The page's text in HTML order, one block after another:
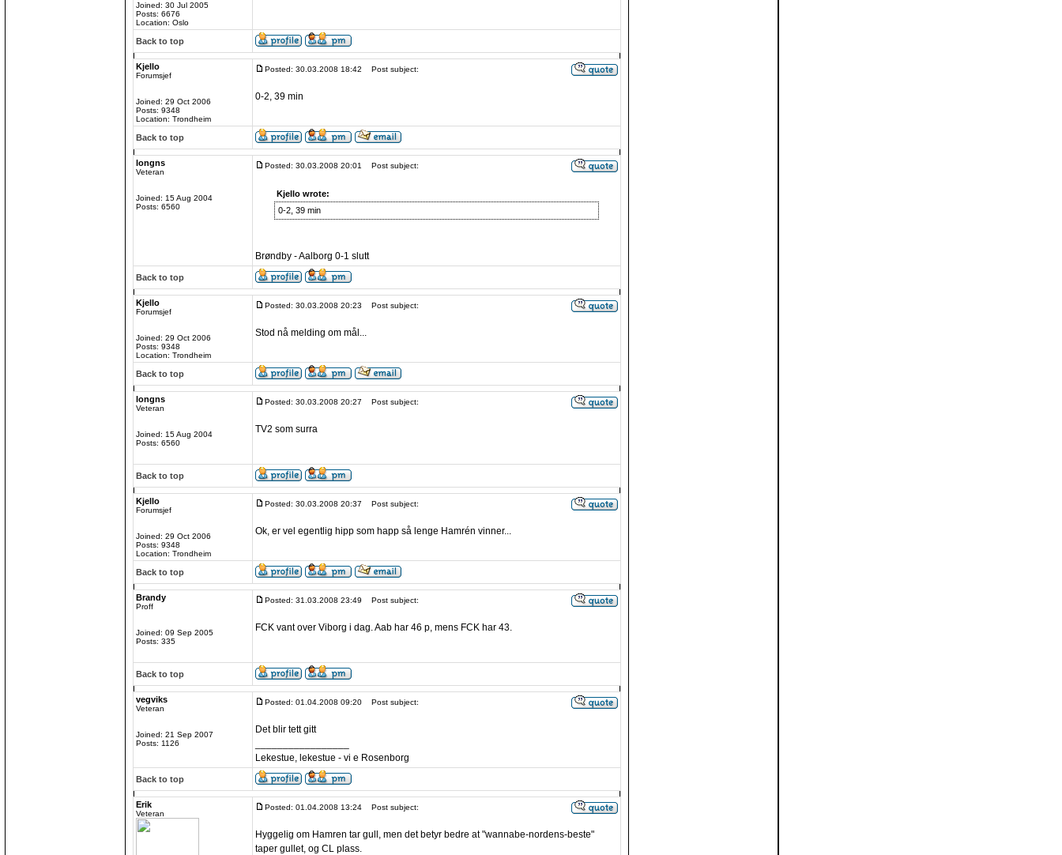
Joined: 30 Jul 2005
Posts: 6676
Location: Oslo
Back to top
Kjello
Forumsjef
Joined: 29 Oct 2006
Posts: 9348
Location: Trondheim
Posted: 30.03.2008 18:42 Post subject:
0-2, 39 min
Back to top
longns
Veteran
Joined: 15 Aug 2004
Posts: 6560
Posted: 30.03.2008 20:01 Post subject:
Kjello wrote:
0-2, 39 min
Brøndby - Aalborg 0-1 slutt
Back to top
Kjello
Forumsjef
Joined: 29 Oct 2006
Posts: 9348
Location: Trondheim
Posted: 30.03.2008 20:23 Post subject:
Stod nå melding om mål...
Back to top
longns
Veteran
Joined: 15 Aug 2004
Posts: 6560
Posted: 30.03.2008 20:27 Post subject:
TV2 som surra
Back to top
Kjello
Forumsjef
Joined: 29 Oct 2006
Posts: 9348
Location: Trondheim
Posted: 30.03.2008 20:37 Post subject:
Ok, er vel egentlig hipp som happ så lenge Hamrén vinner...
Back to top
Brandy
Proff
Joined: 09 Sep 2005
Posts: 335
Posted: 31.03.2008 23:49 Post subject:
FCK vant over Viborg i dag. Aab har 46 p, mens FCK har 43.
Back to top
vegviks
Veteran
Joined: 21 Sep 2007
Posts: 1126
Posted: 01.04.2008 09:20 Post subject:
Det blir tett gitt
Lekestue, lekestue - vi e Rosenborg
Back to top
Erik
Veteran
Posted: 01.04.2008 13:24 Post subject:
Hyggelig om Hamren tar gull, men det betyr bedre at "wannabe-nordens-beste"
taper gullet, og CL plass.